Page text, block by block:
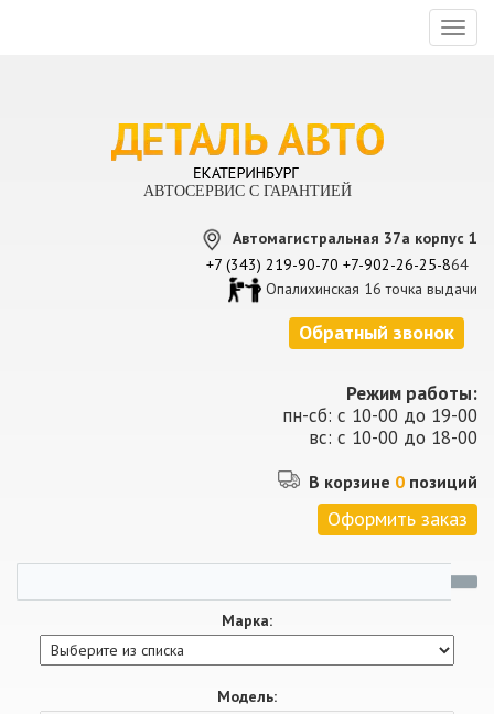
АВТОСЕРВИС С ГАРАНТИЕЙ
Автомагистральная 37а корпус 1
+7 (343) 219-90-70 +7-902-26-25-864
Опалихинская 16 точка выдачи
Обратный звонок
Режим работы:
пн-сб: с 10-00 до 19-00
вс: с 10-00 до 18-00
В корзине 0 позиций
Оформить заказ
Марка:
Модель: